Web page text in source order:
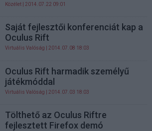
Közélet | 2014.07.22 09:01
Saját fejlesztői konferenciát kap a
Oculus Rift
Virtuális Valóság | 2014.07.08 18:03
Oculus Rift harmadik személyű
játékmóddal
Virtuális Valóság | 2014.07.03 18:03
Tölthető az Oculus Riftre
fejlesztett Firefox demó